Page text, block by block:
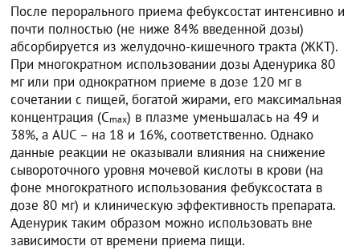
После перорального приема фебуксостат интенсивно и
почти полностью (не ниже 84% введенной дозы)
абсорбируется из желудочно-кишечного тракта (ЖКТ).
При многократном использовании дозы Аденурика 80
мг или при однократном приеме в дозе 120 мг в
сочетании с пищей, богатой жирами, его максимальная
концентрация (Cmax) в плазме уменьшалась на 49 и
38%, а AUC – на 18 и 16%, соответственно. Однако
данные реакции не оказывали влияния на снижение
сывороточного уровня мочевой кислоты в крови (на
фоне многократного использования фебуксостата в
дозе 80 мг) и клиническую эффективность препарата.
Аденурик таким образом можно использовать вне
зависимости от времени приема пищи.